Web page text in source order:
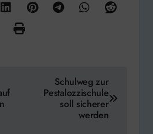
Schulweg zur
Pestalozzischule
soll sicherer
werden